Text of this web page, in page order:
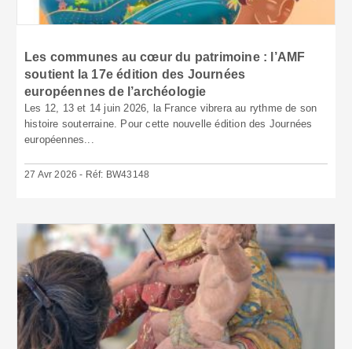
Les communes au cœur du patrimoine : l’AMF
soutient la 17e édition des Journées
européennes de l’archéologie
Les 12, 13 et 14 juin 2026, la France vibrera au rythme de son
histoire souterraine. Pour cette nouvelle édition des Journées
européennes...
27 Avr 2026 - Réf: BW43148